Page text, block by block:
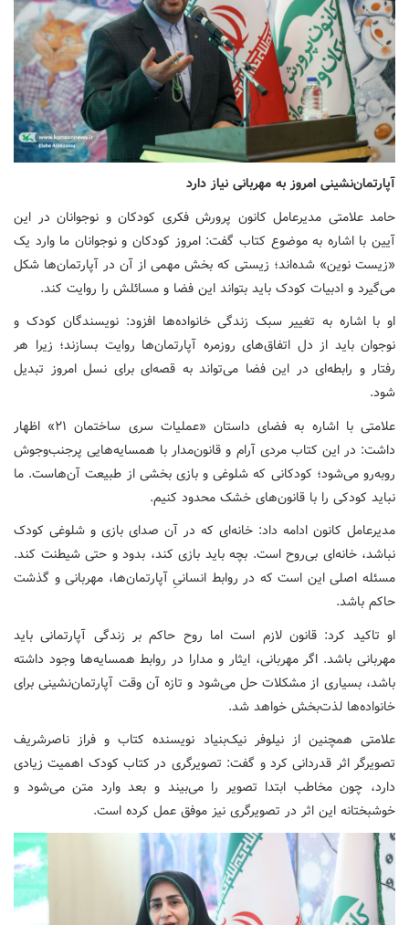
آپارتمان‌نشینی امروز به مهربانی نیاز دارد
حامد علامتی مدیرعامل کانون پرورش فکری کودکان و نوجوانان در این
آیین با اشاره به موضوع کتاب گفت: امروز کودکان و نوجوانان ما وارد یک
«زیست نوین» شده‌اند؛ زیستی که بخش مهمی از آن در آپارتمان‌ها شکل
می‌گیرد و ادبیات کودک باید بتواند این فضا و مسائلش را روایت کند.
او با اشاره به تغییر سبک زندگی خانواده‌ها افزود: نویسندگان کودک و
نوجوان باید از دل اتفاق‌های روزمره آپارتمان‌ها روایت بسازند؛ زیرا هر
رفتار و رابطه‌ای در این فضا می‌تواند به قصه‌ای برای نسل امروز تبدیل
شود.
علامتی با اشاره به فضای داستان «عملیات سری ساختمان ۲۱» اظهار
داشت: در این کتاب مردی آرام و قانون‌مدار با همسایه‌هایی پرجنب‌وجوش
روبه‌رو می‌شود؛ کودکانی که شلوغی و بازی بخشی از طبیعت آن‌هاست. ما
نباید کودکی را با قانون‌های خشک محدود کنیم.
مدیرعامل کانون ادامه داد: خانه‌ای که در آن صدای بازی و شلوغی کودک
نباشد، خانه‌ای بی‌روح است. بچه باید بازی کند، بدود و حتی شیطنت کند.
مسئله اصلی این است که در روابط انسانیِ آپارتمان‌ها، مهربانی و گذشت
حاکم باشد.
او تاکید کرد: قانون لازم است اما روح حاکم بر زندگی آپارتمانی باید
مهربانی باشد. اگر مهربانی، ایثار و مدارا در روابط همسایه‌ها وجود داشته
باشد، بسیاری از مشکلات حل می‌شود و تازه آن وقت آپارتمان‌نشینی برای
خانواده‌ها لذت‌بخش خواهد شد.
علامتی همچنین از نیلوفر نیک‌بنیاد نویسنده کتاب و فراز ناصرشریف
تصویرگر اثر قدردانی کرد و گفت: تصویرگری در کتاب کودک اهمیت زیادی
دارد، چون مخاطب ابتدا تصویر را می‌بیند و بعد وارد متن می‌شود و
خوشبختانه این اثر در تصویرگری نیز موفق عمل کرده است.